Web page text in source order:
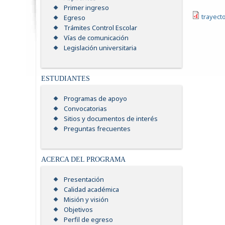
Primer ingreso
Egreso
Trámites Control Escolar
Vías de comunicación
Legislación universitaria
ESTUDIANTES
Programas de apoyo
Convocatorias
Sitios y documentos de interés
Preguntas frecuentes
ACERCA DEL PROGRAMA
Presentación
Calidad académica
Misión y visión
Objetivos
Perfil de egreso